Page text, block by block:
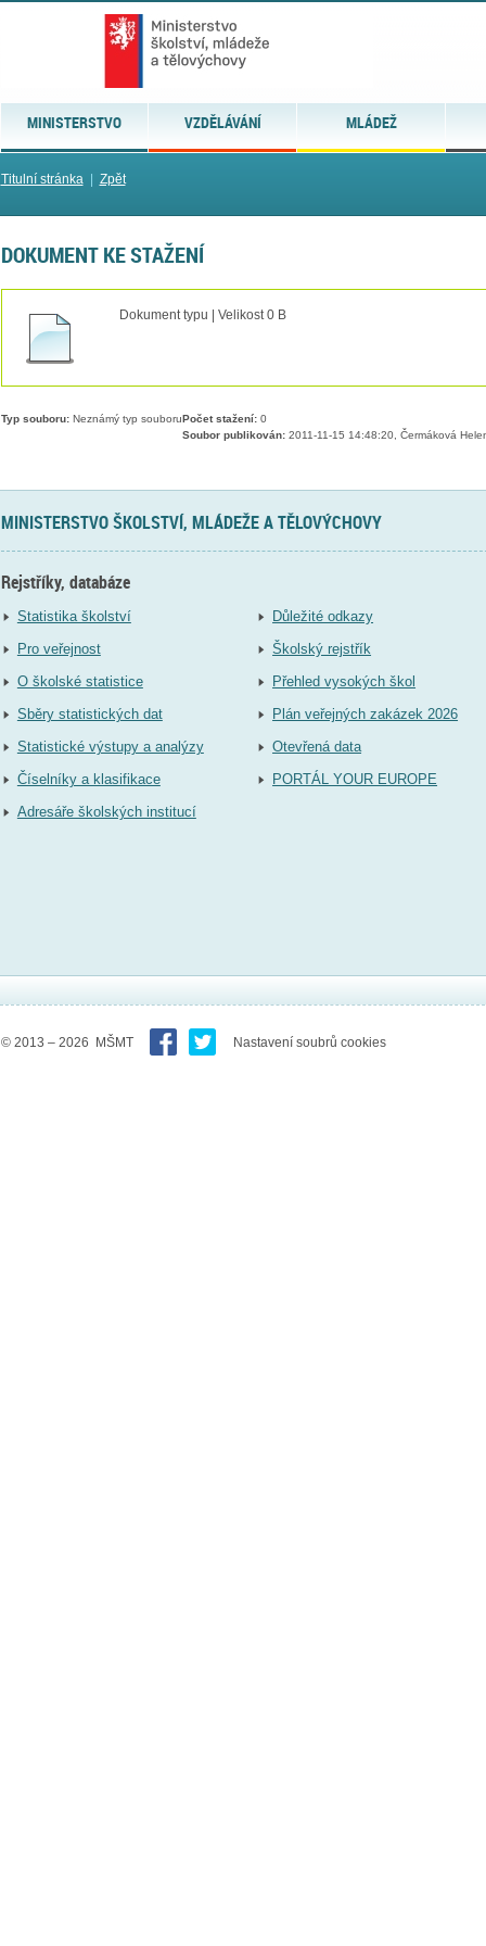
MINISTERSTVO VZDĚLÁVÁNÍ MLÁDEŽ
Titulní stránka| Zpět
DOKUMENT KE STAŽENÍ
Dokument typu | Velikost 0 B
Typ souboru:Neznámý typ souboru Počet stažení:0
Soubor publikován:2011-11-15 14:48:20, Čermáková
MINISTERSTVO ŠKOLSTVÍ, MLÁDEŽE A TĚLOVÝCHOVY
Rejstříky, databáze
Statistika školství
Pro veřejnost
O školské statistice
Sběry statistických dat
Statistické výstupy a analýzy
Číselníky a klasifikace
Adresáře školských institucí
Důležité odkazy
Školský rejstřík
Přehled vysokých škol
Plán veřejných zakázek 2026
Otevřená data
PORTÁL YOUR EUROPE
© 2013 – 2026 MŠMT Nastavení soubrů cookies